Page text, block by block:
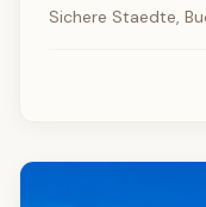
Sichere Staedte,